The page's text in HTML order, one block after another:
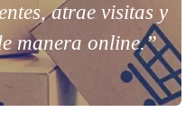
atrae visitas y
manera online.”